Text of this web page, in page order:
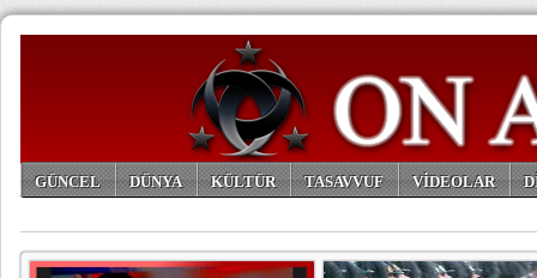
GÜNCEL DÜNYA KÜLTÜR TASAVVUF VİDEOLAR